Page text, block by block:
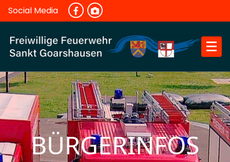
SkipSocial Media
BÜRGERINFOS